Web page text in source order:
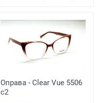
Оправа - Clear Vue 5506
c2